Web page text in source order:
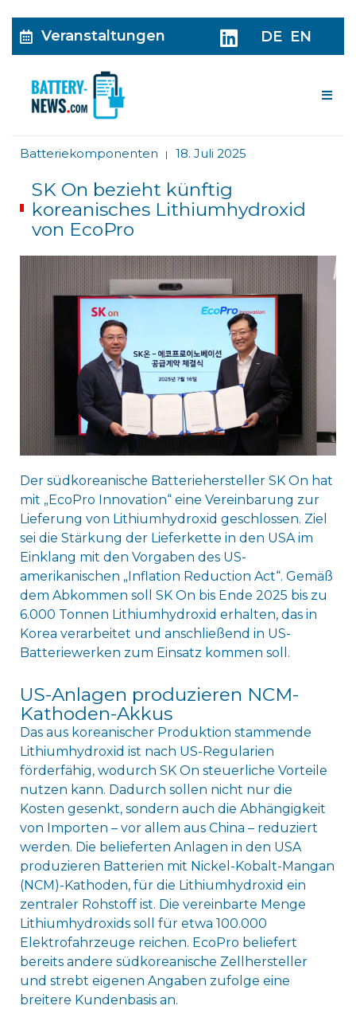
Veranstaltungen DE EN
Batteriekomponenten | 18. Juli 2025
SK On bezieht künftig
koreanisches Lithiumhydroxid
von EcoPro
Der südkoreanische Batteriehersteller SK On hat
mit „EcoPro Innovation“ eine Vereinbarung zur
Lieferung von Lithiumhydroxid geschlossen. Ziel
sei die Stärkung der Lieferkette in den USA im
Einklang mit den Vorgaben des US-
amerikanischen „Inflation Reduction Act“. Gemäß
dem Abkommen soll SK On bis Ende 2025 bis zu
6.000 Tonnen Lithiumhydroxid erhalten, das in
Korea verarbeitet und anschließend in US-
Batteriewerken zum Einsatz kommen soll.
US-Anlagen produzieren NCM-
Kathoden-Akkus
Das aus koreanischer Produktion stammende
Lithiumhydroxid ist nach US-Regularien
förderfähig, wodurch SK On steuerliche Vorteile
nutzen kann. Dadurch sollen nicht nur die
Kosten gesenkt, sondern auch die Abhängigkeit
von Importen – vor allem aus China – reduziert
werden. Die belieferten Anlagen in den USA
produzieren Batterien mit Nickel-Kobalt-Mangan
(NCM)-Kathoden, für die Lithiumhydroxid ein
zentraler Rohstoff ist. Die vereinbarte Menge
Lithiumhydroxids soll für etwa 100.000
Elektrofahrzeuge reichen. EcoPro beliefert
bereits andere südkoreanische Zellhersteller
und strebt eigenen Angaben zufolge eine
breitere Kundenbasis an.